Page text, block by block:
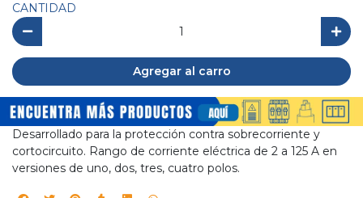
CANTIDAD
Agregar al carro
Desarrollado para la protección contra sobrecorriente y
cortocircuito. Rango de corriente eléctrica de 2 a 125 A en
versiones de uno, dos, tres, cuatro polos.